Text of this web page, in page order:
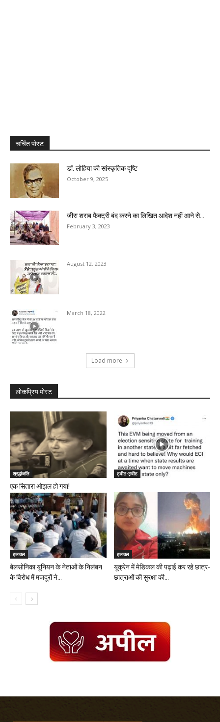
चर्चित पोस्ट
डॉ. लोहिया की सांस्कृतिक दृष्टि
October 9, 2025
जीरा शराब फैक्ट्री बंद करने का लिखित आदेश नहीं आने से...
February 3, 2023
August 12, 2023
March 18, 2022
Load more
लोकप्रिय पोस्ट
श्रद्धांजलि
एक सितारा ओझल हो गया!
ट्वीट-ट्वीट
हलचल
बेलसोनिका यूनियन के नेताओं के निलंबन
के विरोध में मजदूरों ने...
हलचल
यूक्रेन में मेडिकल की पढ़ाई कर रहे छात्र-
छात्राओं की सुरक्षा की...